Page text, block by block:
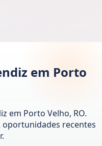
em Porto
em Porto Velho, RO.
recentes